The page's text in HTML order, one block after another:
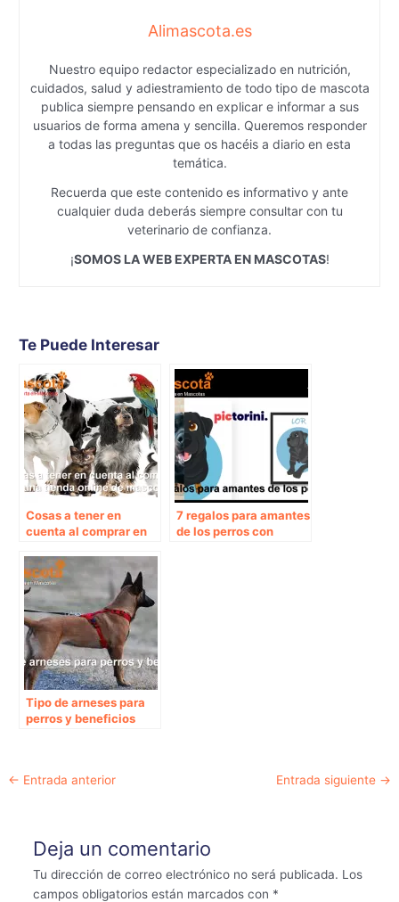
Alimascota.es
Nuestro equipo redactor especializado en nutrición,
cuidados, salud y adiestramiento de todo tipo de mascota
publica siempre pensando en explicar e informar a sus
usuarios de forma amena y sencilla. Queremos responder
a todas las preguntas que os hacéis a diario en esta
temática.
Recuerda que este contenido es informativo y ante
cualquier duda deberás siempre consultar con tu
veterinario de confianza.
¡SOMOS LA WEB EXPERTA EN MASCOTAS!
Te Puede Interesar
Cosas a tener en
cuenta al comprar en
mascotas
7 regalos para amantes
de los perros con
Tipo de arneses para
perros y beneficios
Navegación
← Entrada anterior Entrada siguiente →
Deja un comentario
Tu dirección de correo electrónico no será publicada. Los
campos obligatorios están marcados con *